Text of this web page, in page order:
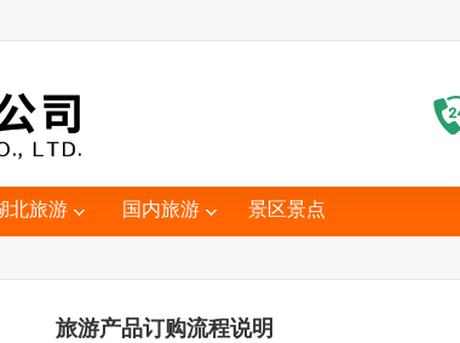
北旅游 国内旅游 景区景点
旅游产品订购流程说明